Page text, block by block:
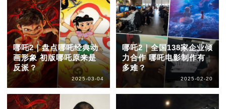
哪吒2｜盘点哪吒经典动
画形象 初版哪吒原来是
反派？
2025-03-04
哪吒2｜全国138家企业倾
力合作 哪吒电影制作有
多难？
2025-02-20